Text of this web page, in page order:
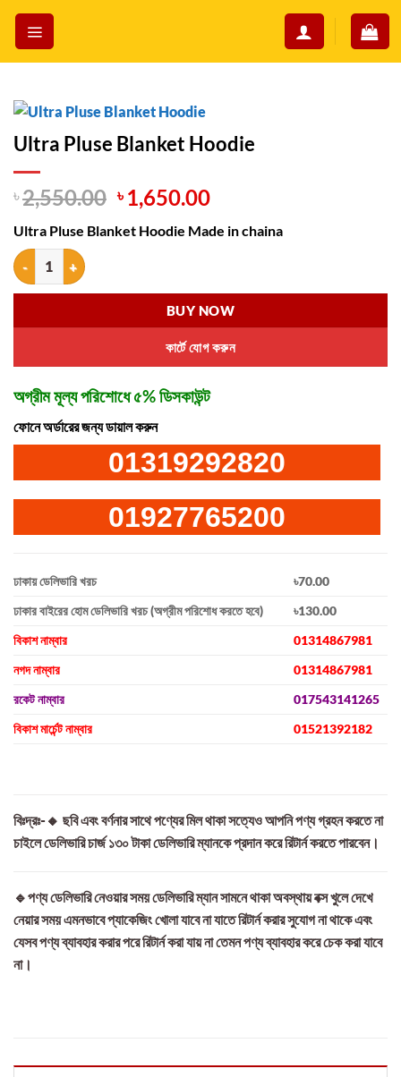
Skip
content
Ultra Pluse Blanket Hoodie
৳2,550.00 Original
price
was:
৳ 1,650.00Current
is:
Ultra Pluse Blanket Hoodie Made in chaina
Ultra Pluse Blanket Hoodie quantity
কার্টে যোগ করুন
BUY NOW
অগ্রীম মূল্য পরিশোধে ৫% ডিসকাউন্ট
ফোনে অর্ডারের জন্য ডায়াল করুন
01319292820
01927765200
ঢাকায় ডেলিভারি খরচ
৳70.00
ঢাকার বাইরের হোম ডেলিভারি খরচ (অগ্রীম পরিশোধ করতে হবে)
৳130.00
বিকাশ নাম্বার
01314867981
নগদ নাম্বার
01314867981
রকেট নাম্বার
017543141265
বিকাশ মার্চেন্ট নাম্বার
01521392182
বিঃদ্রঃ-🔸 ছবি এবং বর্ণনার সাথে পণ্যের মিল থাকা সত্যেও আপনি পণ্য গ্রহন করতে না
চাইলে ডেলিভারি চার্জ ১৩০ টাকা ডেলিভারি ম্যানকে প্রদান করে রিটার্ন করতে পারবেন।
🔹পণ্য ডেলিভারি নেওয়ার সময় ডেলিভারি ম্যান সামনে থাকা অবস্থায় বক্স খুলে দেখে
নেয়ার সময় এমনভাবে প্যাকেজিং খোলা যাবে না যাতে রিটার্ন করার সুযোগ না থাকে এবং
যেসব পণ্য ব্যাবহার করার পরে রিটার্ন করা যায় না তেমন পণ্য ব্যাবহার করে চেক করা যাবে
না।